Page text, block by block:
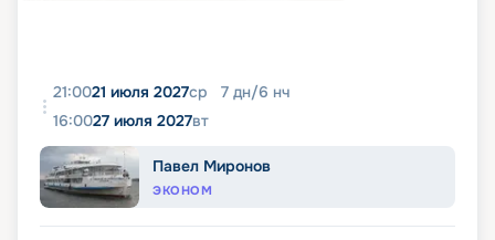
21:0021 июля 2027ср 7 дн/6 нч
16:0027 июля 2027вт
Павел Миронов
ЭКОНОМ